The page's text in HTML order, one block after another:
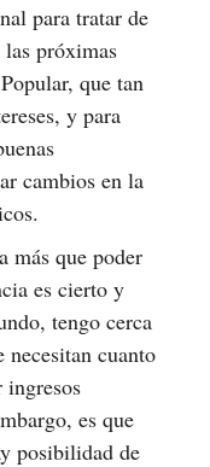
para tratar de
próximas
que tan
y para
cambios en la
más que poder
es cierto y
tengo cerca
necesitan cuanto
ingresos
es que
posibilidad de